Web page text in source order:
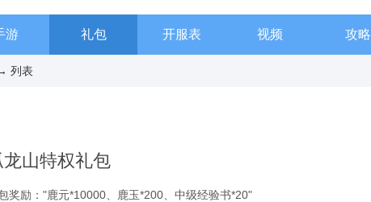
游 礼包 开服表 视频 攻略
列表
龙山特权礼包
奖励："鹿元*10000、鹿玉*200、中级经验书*20"